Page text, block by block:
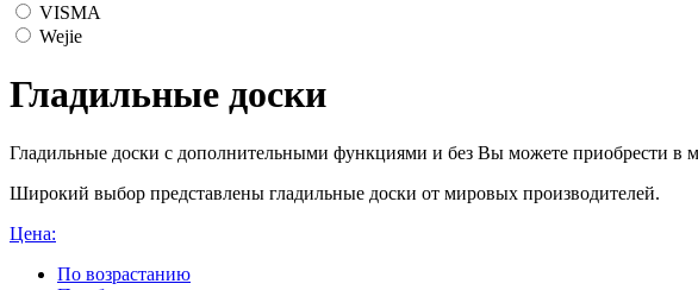
VISMA
Wejie
Гладильные доски
Гладильные доски с дополнительными функциями и без Вы можете приобрести в
Широкий выбор представлены гладильные доски от мировых производителей.
Цена:
По возрастанию